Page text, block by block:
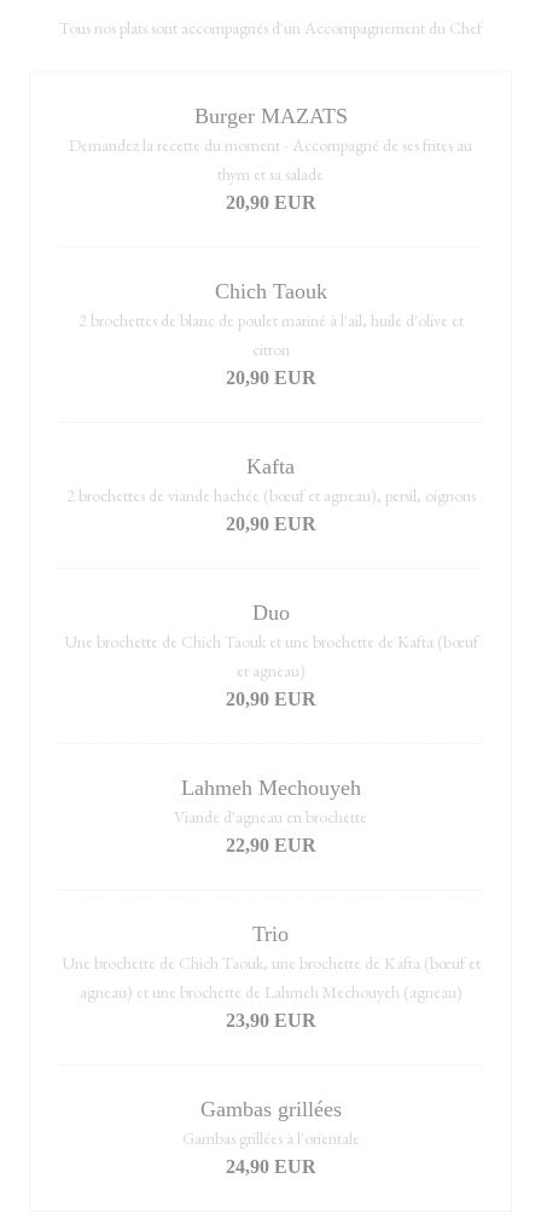
Tous nos plats sont accompagnés d'un Accompagnement du Chef
Burger MAZATS
Demandez la recette du moment - Accompagné de ses frites au
thym et sa salade
20,90 EUR
Chich Taouk
2 brochettes de blanc de poulet mariné à l'ail, huile d'olive et
citron
20,90 EUR
Kafta
2 brochettes de viande hachée (bœuf et agneau), persil, oignons
20,90 EUR
Duo
Une brochette de Chich Taouk et une brochette de Kafta (bœuf
et agneau)
20,90 EUR
Lahmeh Mechouyeh
Viande d'agneau en brochette
22,90 EUR
Trio
Une brochette de Chich Taouk, une brochette de Kafta (bœuf et
agneau) et une brochette de Lahmeh Mechouyeh (agneau)
23,90 EUR
Gambas grillées
Gambas grillées à l'orientale
24,90 EUR